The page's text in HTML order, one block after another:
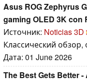
Asus ROG Zephyrus
gaming OLED 3K con
Источник: Noticias 3D
Классический
Дата: 01 June 2026
The Best Gets Better -